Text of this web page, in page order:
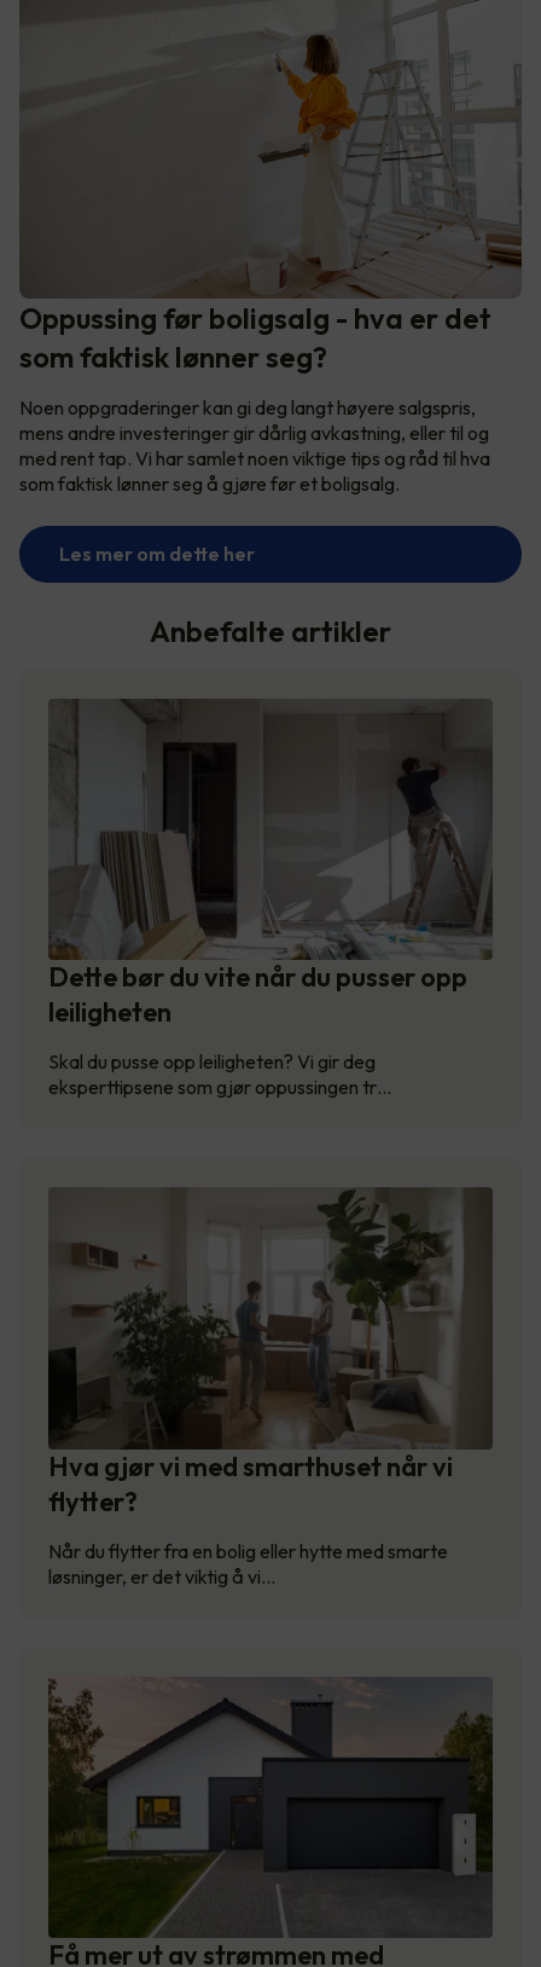
Oppussing før boligsalg - hva er det
som faktisk lønner seg?
Noen oppgraderinger kan gi deg langt høyere salgspris,
mens andre investeringer gir dårlig avkastning, eller til og
med rent tap. Vi har samlet noen viktige tips og råd til hva
som faktisk lønner seg å gjøre før et boligsalg.
Les mer om dette her
Anbefalte artikler
Dette bør du vite når du pusser opp
leiligheten
Skal du pusse opp leiligheten? Vi gir deg
eksperttipsene som gjør oppussingen tr…
Hva gjør vi med smarthuset når vi
flytter?
Når du flytter fra en bolig eller hytte med smarte
løsninger, er det viktig å vi…
Få mer ut av strømmen med